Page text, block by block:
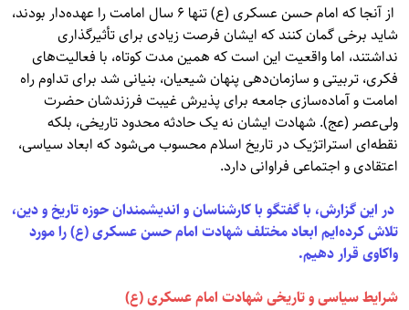
از آنجا که امام حسن عسکری (ع) تنها ۶ سال امامت را عهده‌دار بودند،
شاید برخی گمان کنند که ایشان فرصت زیادی برای تأثیرگذاری
نداشتند، اما واقعیت این است که همین مدت کوتاه، با فعالیت‌های
فکری، تربیتی و سازمان‌دهی پنهان شیعیان، بنیانی شد برای تداوم راه
امامت و آماده‌سازی جامعه برای پذیرش غیبت فرزندشان حضرت
ولی‌عصر (عج). شهادت ایشان نه یک حادثه محدود تاریخی، بلکه
نقطه‌ای استراتژیک در تاریخ اسلام محسوب می‌شود که ابعاد سیاسی،
اعتقادی و اجتماعی فراوانی دارد.
در این گزارش، با گفتگو با کارشناسان و اندیشمندان حوزه تاریخ و دین،
تلاش کرده‌ایم ابعاد مختلف شهادت امام حسن عسکری (ع) را مورد
واکاوی قرار دهیم.
شرایط سیاسی و تاریخی شهادت امام عسکری (ع)